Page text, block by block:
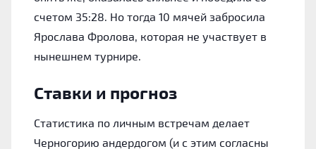
счетом 35:28. Но тогда 10 мячей забросила
Ярослава Фролова, которая не участвует в
нынешнем турнире.
Ставки и прогноз
Статистика по личным встречам делает
Черногорию андердогом (и с этим согласны